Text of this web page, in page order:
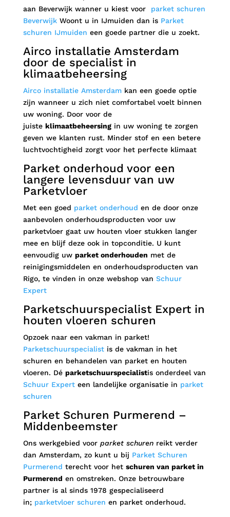
aan Beverwijk wanner u kiest voor parket schuren
BeverwijkWoont u in IJmuiden dan is Parket
schuren IJmuiden een goede partner die u zoekt.
Airco installatie Amsterdam
door de specialist in
klimaatbeheersing
Airco installatie Amsterdamkan een goede optie
zijn wanneer u zich niet comfortabel voelt binnen
uw woning. Door voor de
juiste klimaatbeheersingin uw woning te zorgen
geven we klanten rust. Minder stof en een betere
luchtvochtigheid zorgt voor het perfecte klimaat
Parket onderhoud voor een
langere levensduur van uw
Parketvloer
Met een goed parket onderhoud en de door onze
aanbevolen onderhoudsproducten voor uw
parketvloer gaat uw houten vloer stukken langer
mee en blijf deze ook in topconditie. U kunt
eenvoudig uw parket onderhouden met de
reinigingsmiddelen en onderhoudsproducten van
Rigo, te vinden in onze webshop van Schuur
Expert
Parketschuurspecialist Expert in
houten vloeren schuren
Opzoek naar een vakman in parket!
Parketschuurspecialistis de vakman in het
schuren en behandelen van parket en houten
vloeren. Dé parketschuurspecialistis onderdeel van
Schuur Experteen landelijke organisatie in parket
schuren
Parket Schuren Purmerend –
Middenbeemster
Ons werkgebied voor parket schurenreikt verder
dan Amsterdam, zo kunt u bij Parket Schuren
Purmerend terecht voor het schuren van parket in
Purmerend en omstreken. Onze betrouwbare
partner is al sinds 1978 gespecialiseerd
in; parketvloer schuren en parket onderhoud.